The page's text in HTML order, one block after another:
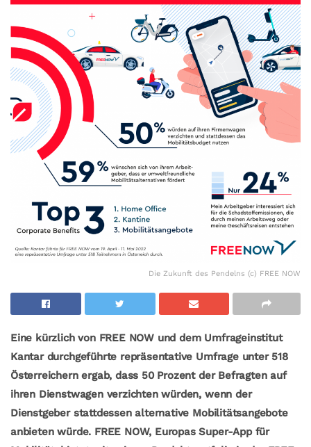
Die Zukunft des Pendelns (c) FREE NOW
Eine kürzlich von FREE NOW und dem Umfrageinstitut
Kantar durchgeführte repräsentative Umfrage unter 518
Österreichern ergab, dass 50 Prozent der Befragten auf
ihren Dienstwagen verzichten würden, wenn der
Dienstgeber stattdessen alternative Mobilitätsangebote
anbieten würde. FREE NOW, EuropasSuper-App für